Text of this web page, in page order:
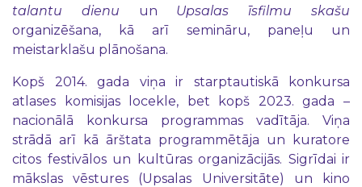
talantu dienu un Upsalas īsfilmu skašu
organizēšana, kā arī semināru, paneļu un
meistarklašu plānošana.
Kopš 2014. gada viņa ir starptautiskā konkursa
atlases komisijas locekle, bet kopš 2023. gada –
nacionālā konkursa programmas vadītāja. Viņa
strādā arī kā ārštata programmētāja un kuratore
citos festivālos un kultūras organizācijās. Sigrīdai ir
mākslas vēstures (Upsalas Universitāte) un kino